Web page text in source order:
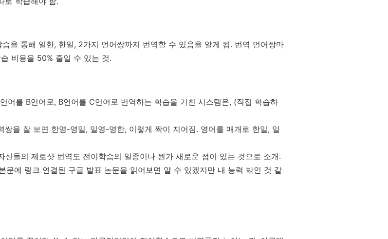
을 통해 일한, 한일, 2가지 언어쌍까지 번역할 수 있음을 알게 됨. 번역 언어쌍마
비용을 50% 줄일 수 있는 것.
어를 B언어로, B언어를 C언어로 번역하는 학습을 거친 시스템은, (직접 학습하
을 잘 보면 한영-영일, 일영-영한, 이렇게 짝이 지어짐. 영어를 매개로 한일, 일
들의 제로샷 번역도 전이학습의 일종이나 뭔가 새로운 점이 있는 것으로 소개.
문에 링크 연결된 구글 발표 논문을 읽어보면 알 수 있겠지만 내 능력 밖인 것 같